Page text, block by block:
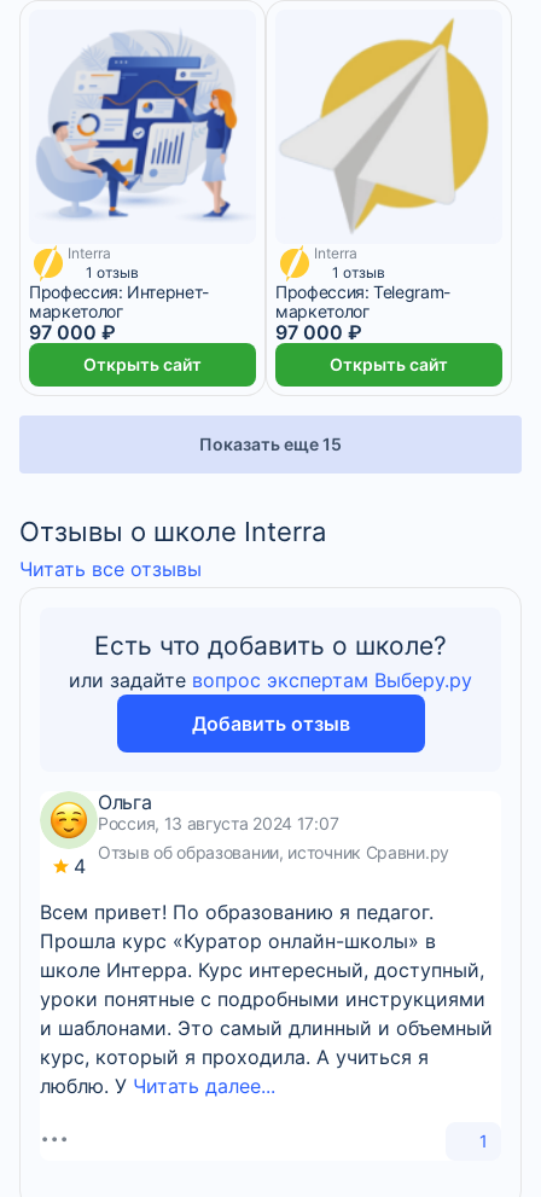
4 042 ₽/мес
Interra
1 отзыв
Профессия: Интернет-
маркетолог
97 000 ₽
Открыть сайт
4 042 ₽/мес
Interra
1 отзыв
Профессия: Telegram-
маркетолог
97 000 ₽
Открыть сайт
Показать еще 15
Отзывы о школе Interra
Читать все отзывы
Есть что добавить о школе?
или задайте вопрос экспертам Выберу.ру
Добавить отзыв
4
Ольга
Россия, 13 августа 2024 17:07
Отзыв об образовании, источник Сравни.ру
Всем привет! По образованию я педагог.
Прошла курс «Куратор онлайн-школы» в
школе Интерра. Курс интересный, доступный,
уроки понятные с подробными инструкциями
и шаблонами. Это самый длинный и объемный
курс, который я проходила. А учиться я
люблю. У Читать далее...
1